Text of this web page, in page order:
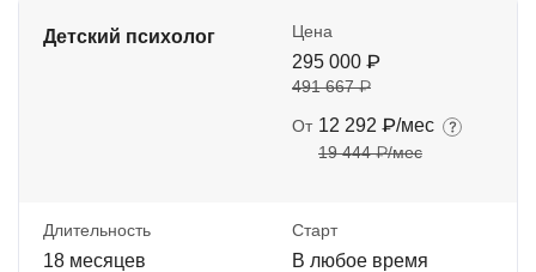
Детский психолог Цена
295 000 ₽
491 667 ₽
От 12 292 ₽/мес
19 444 ₽/мес
Длительность
18 месяцев
Старт
В любое время